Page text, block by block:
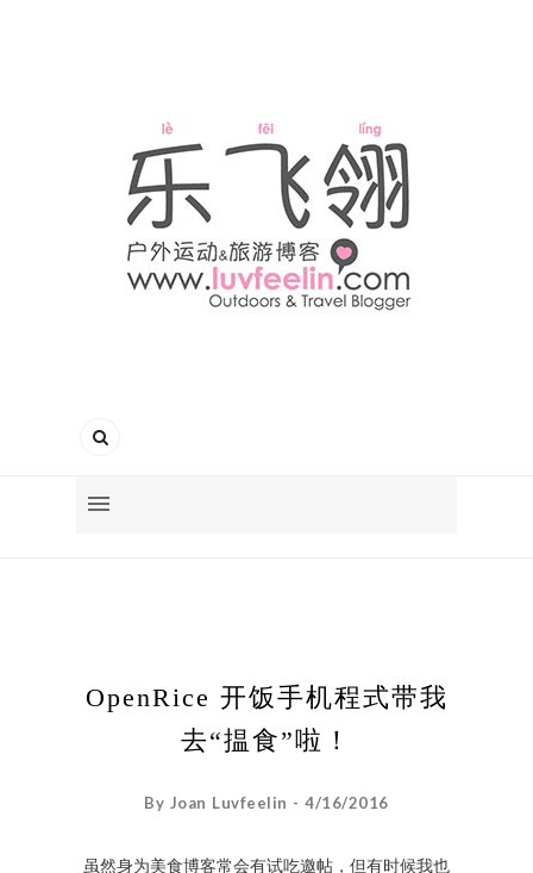
OpenRice 开饭手机程式带我
去“揾食”啦！
By Joan Luvfeelin - 4/16/2016
虽然身为美食博客常会有试吃邀帖，但有时候我也